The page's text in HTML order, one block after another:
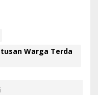
Warga Terda